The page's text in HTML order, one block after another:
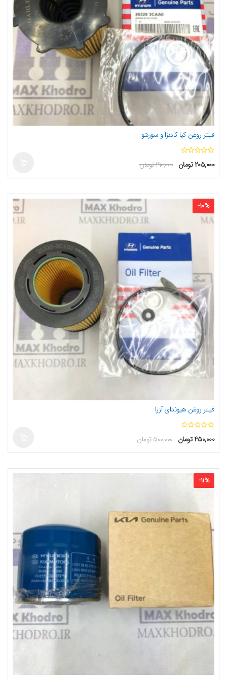
فیلتر روغن کیا کادنزا و سورنتو
۲۱۰,۰۰۰تومان ۲۰۵,۰۰۰تومان
-10%
فیلتر روغن هیوندای آزرا
۵۰۰,۰۰۰تومان ۴۵۰,۰۰۰تومان
-11%